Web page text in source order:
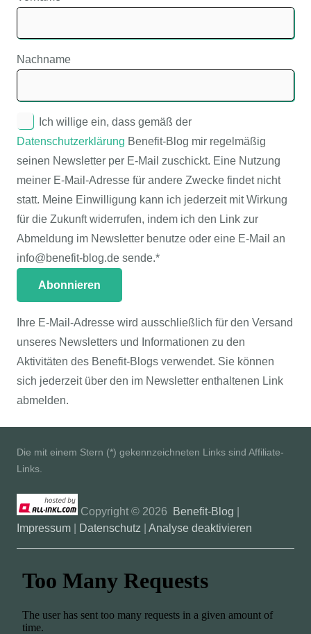
Nachname
Ich willige ein, dass gemäß der
Datenschutzerklärung Benefit-Blog mir regelmäßig
seinen Newsletter per E-Mail zuschickt. Eine Nutzung
meiner E-Mail-Adresse für andere Zwecke findet nicht
statt. Meine Einwilligung kann ich jederzeit mit Wirkung
für die Zukunft widerrufen, indem ich den Link zur
Abmeldung im Newsletter benutze oder eine E-Mail an
info@benefit-blog.de sende.*
Ihre E-Mail-Adresse wird ausschließlich für den Versand
unseres Newsletters und Informationen zu den
Aktivitäten des Benefit-Blogs verwendet. Sie können
sich jederzeit über den im Newsletter enthaltenen Link
abmelden.
Die mit einem Stern (*) gekennzeichneten Links sind Affiliate-
Links.
Copyright © 2026 Benefit-Blog
Impressum
Datenschutz Analyse deaktivieren